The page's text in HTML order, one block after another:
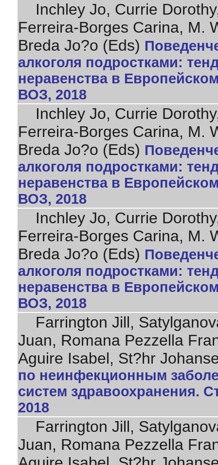
Inchley Jo, Currie
Ferreira-Borges Carina, M.
Breda Jo?o (Eds)
алкоголя подростками:
неравенства в
ВОЗ, 2018
Inchley Jo, Currie
Ferreira-Borges Carina, M.
Breda Jo?o (Eds)
алкоголя подростками:
неравенства в
ВОЗ, 2018
Inchley Jo, Currie
Ferreira-Borges Carina, M.
Breda Jo?o (Eds)
алкоголя подростками:
неравенства в
ВОЗ, 2018
Farrington Jill,
Juan, Romana Pezzella
Aguire Isabel, St?hr
по неинфекционным
систем здравоохранения.
2018
Farrington Jill,
Juan, Romana Pezzella